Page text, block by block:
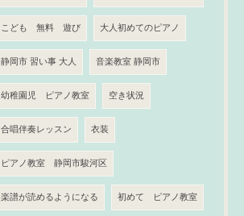
こども 無料 遊び 大人初めてのピアノ
静岡市 習い事 大人 音楽教室 静岡市
幼稚園児 ピアノ教室 空き状況
合唱伴奏レッスン 衣装
ピアノ教室 静岡市駿河区
楽譜が読めるようになる 初めて ピアノ教室